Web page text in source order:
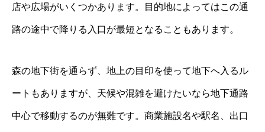
店や広場がいくつかあります。目的地によってはこの通
路の途中で降りる入口が最短となることもあります。
森の地下街を通らず、地上の目印を使って地下へ入るル
ートもありますが、天候や混雑を避けたいなら地下通路
中心で移動するのが無難です。商業施設名や駅名、出口